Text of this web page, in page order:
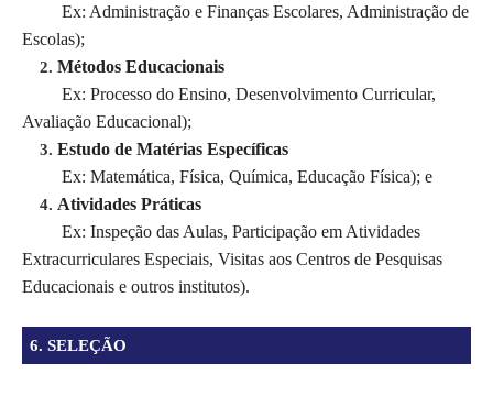
Ex: Administração e Finanças Escolares, Administração de
Escolas);
2. Métodos Educacionais
Ex: Processo do Ensino, Desenvolvimento Curricular,
Avaliação Educacional);
3. Estudo de Matérias Específicas
Ex: Matemática, Física, Química, Educação Física); e
4. Atividades Práticas
Ex: Inspeção das Aulas, Participação em Atividades
Extracurriculares Especiais, Visitas aos Centros de Pesquisas
Educacionais e outros institutos).
6. SELEÇÃO